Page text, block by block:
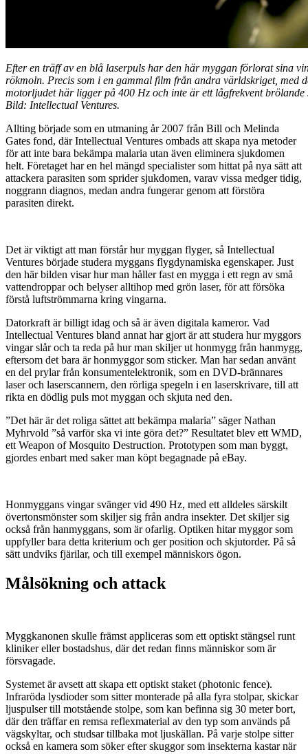
Efter en träff av en blå laserpuls har den här myggan förlorat sina
rökmoln. Precis som i en gammal film från andra världskriget, med
motorljudet här ligger på 400 Hz och inte är ett lågfrekvent brölande
Bild: Intellectual Ventures.
Allting började som en utmaning år 2007 från Bill och Melinda
Gates fond, där Intellectual Ventures ombads att skapa nya metoder
för att inte bara bekämpa malaria utan även eliminera sjukdomen
helt. Företaget har en hel mängd specialister som hittat på nya sätt att
attackera parasiten som sprider sjukdomen, varav vissa medger tidig,
noggrann diagnos, medan andra fungerar genom att förstöra
parasiten direkt.
Det är viktigt att man förstår hur myggan flyger, så Intellectual
Ventures började studera myggans flygdynamiska egenskaper. Just
den här bilden visar hur man håller fast en mygga i ett regn av små
vattendroppar och belyser alltihop med grön laser, för att försöka
förstå luftströmmarna kring vingarna.
Datorkraft är billigt idag och så är även digitala kameror. Vad
Intellectual Ventures bland annat har gjort är att studera hur myggors
vingar slår och ta reda på hur man skiljer ut honmygg från hanmygg,
eftersom det bara är honmyggor som sticker. Man har sedan använt
en del prylar från konsumentelektronik, som en DVD-brännares
laser och laserscannern, den rörliga spegeln i en laserskrivare, till att
rikta en dödlig puls mot myggan och skjuta ned den.
”Det här är det roliga sättet att bekämpa malaria” säger Nathan
Myhrvold ”så varför ska vi inte göra det?” Resultatet blev ett WMD,
ett Weapon of Mosquito Destruction. Prototypen som man byggt,
gjordes enbart med saker man köpt begagnade på eBay.
Honmyggans vingar svänger vid 490 Hz, med ett alldeles särskilt
övertonsmönster som skiljer sig från andra insekter. Det skiljer sig
också från hanmyggans, som är ofarlig. Optiken hitar myggor som
uppfyller bara detta kriterium och ger position och skjutorder. På så
sätt undviks fjärilar, och till exempel människors ögon.
Målsökning och attack
Myggkanonen skulle främst appliceras som ett optiskt stängsel runt
kliniker eller bostadshus, där det redan finns människor som är
försvagade.
Systemet är avsett att skapa ett optiskt staket (photonic fence).
Infraröda lysdioder som sitter monterade på alla fyra stolpar, skickar
ljuspulser till motstående stolpe, som kan befinna sig 30 meter bort,
där den träffar en remsa reflexmaterial av den typ som används på
vägskyltar, och studsar tillbaka mot ljuskällan. På varje stolpe sitter
också en kamera som söker efter skuggor som insekterna kastar när